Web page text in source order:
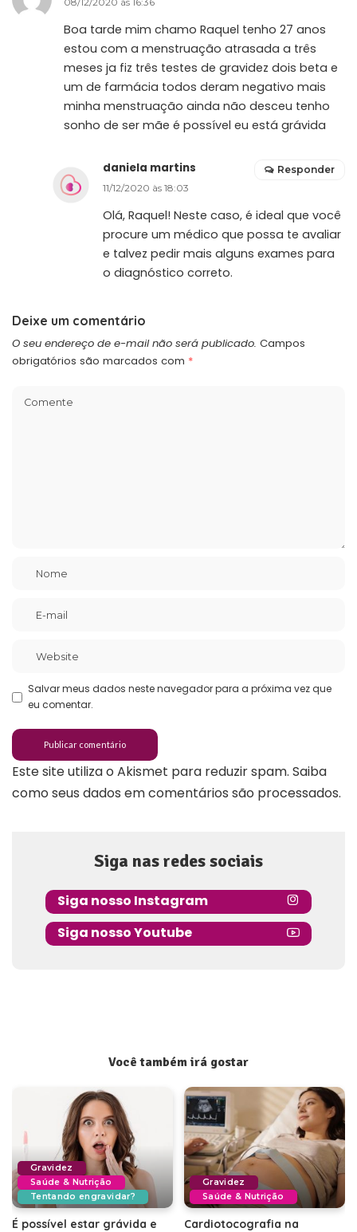
Boa tarde mim chamo Raquel tenho 27 anos
estou com a menstruação atrasada a três
meses ja fiz três testes de gravidez dois beta e
um de farmácia todos deram negativo mais
minha menstruação ainda não desceu tenho
sonho de ser mãe é possível eu está grávida
daniela martins
11/12/2020 às 18:03
Olá, Raquel! Neste caso, é ideal que você
procure um médico que possa te avaliar
e talvez pedir mais alguns exames para
o diagnóstico correto.
Responder
Deixe um comentário
O seu endereço de e-mail não será publicado. Campos
obrigatórios são marcados com *
Salvar meus dados neste navegador para a próxima vez que
eu comentar.
Este site utiliza o Akismet para reduzir spam. Saiba
como seus dados em comentários são processados.
Siga nas redes sociais
Siga nosso Instagram
Siga nosso Youtube
Você também irá gostar
Gravidez
Saúde & Nutrição
Tentando engravidar?
É possível estar grávida e
Gravidez
Saúde & Nutrição
Cardiotocografia na